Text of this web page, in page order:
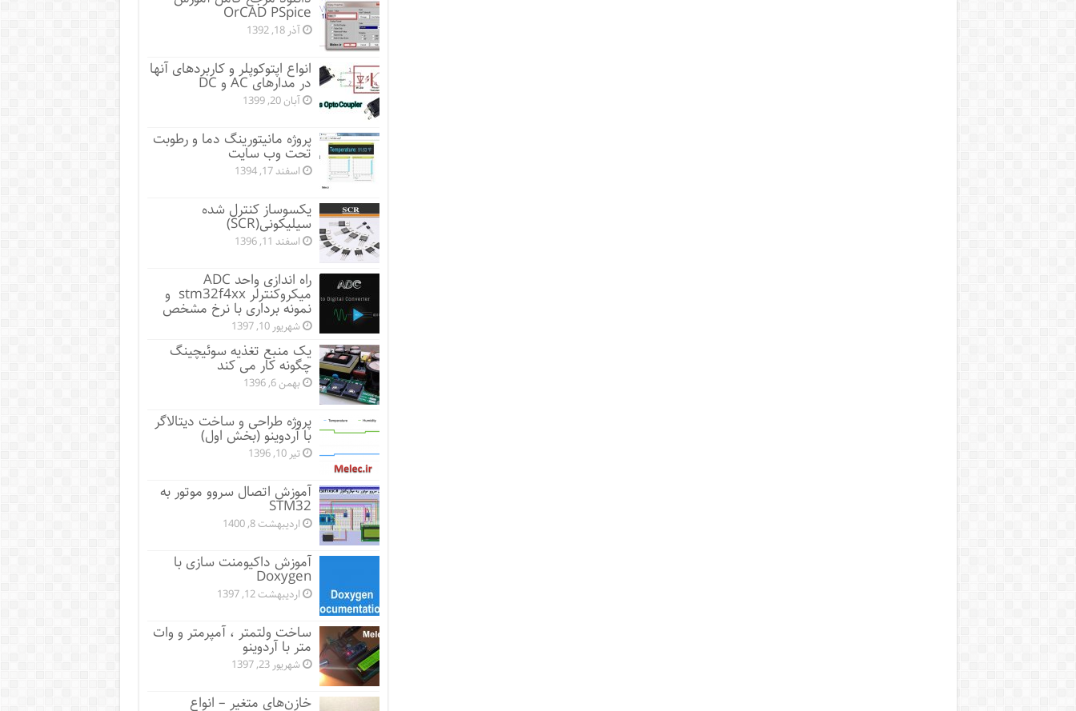
OrCAD PSpice
آذر 18, 1392
انواع اپتوکوپلر و کاربردهای آنها
در مدارهای AC و DC
آبان 20, 1399
پروژه مانيتورينگ دما و رطوبت
تحت وب سایت
اسفند 17, 1394
یکسوساز کنترل شده
سیلیکونی(SCR)
اسفند 11, 1396
راه اندازی واحد ADC
میکروکنترلر stm32f4xx و
نمونه برداری با نرخ مشخص
شهریور 10, 1397
یک منبع تغذیه سوئیچینگ
چگونه کار می کند
بهمن 6, 1396
پروژه طراحی و ساخت دیتالاگر
با آردوینو (بخش اول)
تیر 10, 1396
آموزش اتصال سروو موتور به
STM32
اردیبهشت 8, 1400
آموزش داکیومنت سازی با
Doxygen
اردیبهشت 12, 1397
ساخت ولتمتر ، آمپرمتر و وات
متر با آردوینو
شهریور 23, 1397
خازن‌های متغیر – انواع